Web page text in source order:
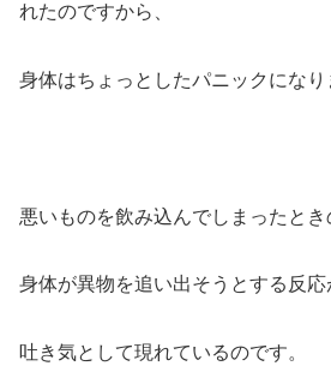
れたのですから、
身体はちょっとしたパニックになり
悪いものを飲み込んでしまったとき
身体が異物を追い出そうとする反応
吐き気として現れているのです。